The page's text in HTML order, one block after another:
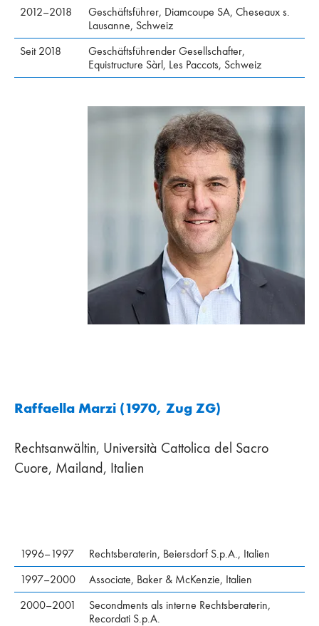
2012–2018
Geschäftsführer, Diamcoupe SA, Cheseaux s.
Lausanne, Schweiz
Seit 2018
Geschäftsführender Gesellschafter,
Equistructure Sàrl, Les Paccots, Schweiz
Raffaella Marzi (1970, Zug ZG)
Rechtsanwältin, Università Cattolica del Sacro
Cuore, Mailand, Italien
1996–1997
Rechtsberaterin, Beiersdorf S.p.A., Italien
1997–2000
Associate, Baker & McKenzie, Italien
2000–2001
Secondments als interne Rechtsberaterin,
Recordati S.p.A.